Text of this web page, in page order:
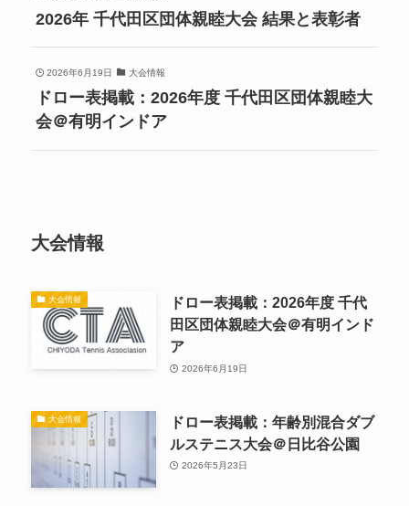
2026年 千代田区団体親睦大会 結果と表彰者
2026年6月19日 大会情報
ドロー表掲載：2026年度 千代田区団体親睦大
会＠有明インドア
大会情報
大会情報
ドロー表掲載：2026年度 千代
田区団体親睦大会＠有明インド
ア
2026年6月19日
大会情報
ドロー表掲載：年齢別混合ダブ
ルステニス大会＠日比谷公園
2026年5月23日